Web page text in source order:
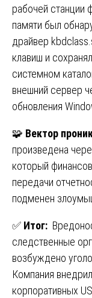
рабочей станции
памяти был
драйвер
клавиш и
системном
внешний сервер
обновления
🧩 Вектор
произведена
который
передачи
подменен
✅ Итог:
следственные
возбуждено
Компания
корпоративных